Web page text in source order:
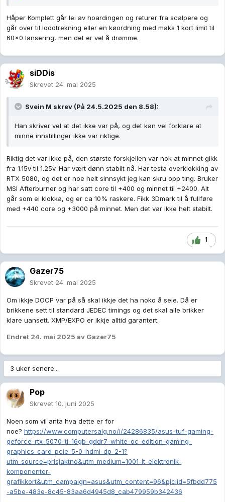
Håper Komplett går lei av hoardingen og returer fra scalpere og
går over til loddtrekning eller en køordning med maks 1 kort limit til
60x0 lansering, men det er vel å drømme.
siDDis
Skrevet 24. mai 2025
Svein M skrev (På 24.5.2025 den 8.58):
Han skriver vel at det ikke var på, og det kan vel forklare at
minne innstillinger ikke var riktige.
Riktig det var ikke på, den største forskjellen var nok at minnet gikk
fra 1.15v til 1.25v. Har vært dønn stabilt nå. Har testa overklokking av
RTX 5080, og det er noe helt sinnsykt jeg kan skru opp ting. Bruker
MSI Afterburner og har satt core til +400 og minnet til +2400. Alt
går som ei klokka, og er ca 10% raskere. Fikk 3Dmark til å fullføre
med +440 core og +3000 på minnet. Men det var ikke helt stabilt.
1
Gazer75
Skrevet 24. mai 2025
Om ikkje DOCP var på så skal ikkje det ha noko å seie. Då er
brikkene sett til standard JEDEC timings og det skal alle brikker
klare uansett. XMP/EXPO er ikkje alltid garantert.
Endret 24. mai 2025 av Gazer75
3 uker senere...
Pop
Skrevet 10. juni 2025
Noen som vil anta hva dette er for
noe? https://www.computersalg.no/i/24286835/asus-tuf-gaming-
geforce-rtx-5070-ti-16gb-gddr7-white-oc-edition-gaming-
graphics-card-pcie-5-0-hdmi-dp-2-1?
utm_source=prisjaktno&utm_medium=1001-it-elektronik-
komponenter-
grafikkort&utm_campaign=asus&utm_content=96&pjclid=5fbdd775
-a5be-483e-8c45-83aa6d4945d8_cab479959b342436